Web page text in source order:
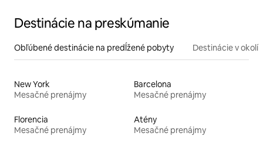
Destinácie na preskúmanie
Obľúbené destinácie na predĺžené pobyty Destinácie v okolí
New York
Mesačné prenájmy
Barcelona
Mesačné prenájmy
Florencia
Mesačné prenájmy
Atény
Mesačné prenájmy